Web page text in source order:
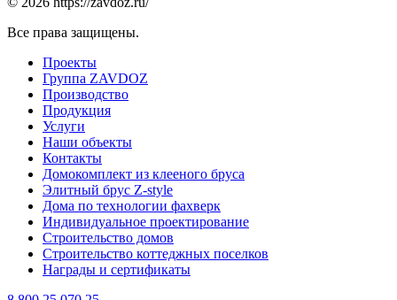
Все права защищены.
Проекты
Группа ZAVDOZ
Производство
Продукция
Услуги
Наши объекты
Контакты
Домокомплект из клееного бруса
Элитный брус Z-style
Дома по технологии фахверк
Индивидуальное проектирование
Строительство домов
Строительство коттеджных поселков
Награды и сертификаты